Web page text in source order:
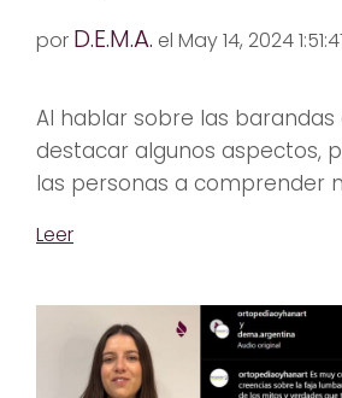
por D.E.M.A. el May 14, 2024
Al hablar sobre las
destacar algunos aspectos,
las personas a comprender
Leer